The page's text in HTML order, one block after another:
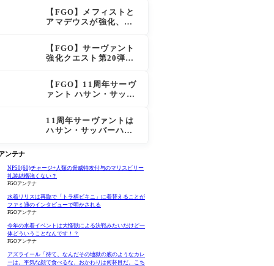
とは思えない」の反響
【FGO】メフィストと
アマデウスが強化、ア
に「最強でワロタ」の
声
【FGO】サーヴァント
強化クエスト第20弾！
【FGO】11周年サーヴ
ァント ハサン・サッバ
11周年サーヴァントは
ハサン・サッバーハ
ア放送局 11周年SPまと
め
ンテナ
NP50(60)チャージ+人類の脅威特攻付与のマリスビリー
礼装結構強くない？
FGOアンテナ
水着リリスは再臨で「トラ柄ビキニ」に着替えることが
ファミ通のインタビューで明かされる
FGOアンテナ
今年の水着イベントは大怪獣による決戦みたいだけど一
体どういうことなんです！？
FGOアンテナ
アズライール「待て、なんだその地獄の底のようなカレ
ーは。平気な顔で食べるな、おかわりは何杯目だ。こち